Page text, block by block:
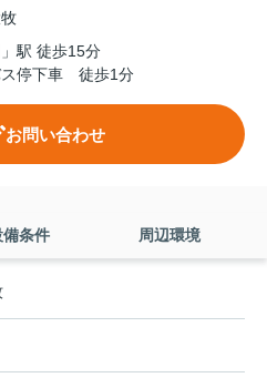
」駅 徒歩15分
ス停下車 徒歩1分
お問い合わせ
備条件 周辺環境